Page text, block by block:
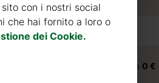
Seleziona provincia
nella provincia selezionata 0 €
con i nostri social
che hai fornito a loro o
dei Cookie.